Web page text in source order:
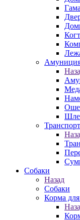
Собаки
Назад
Собаки
Корма